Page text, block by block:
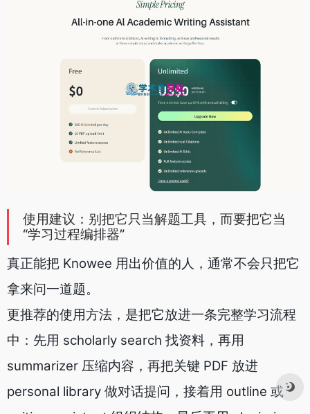
使用建议：别把它只当解题工具，而要把它当
“学习过程编排器”
真正能把 Knowee 用出价值的人，通常不会只把它
拿来问一道题。
更推荐的使用方法，是把它放进一条完整学习流程
中：先用 scholarly search 找资料，再用
summarizer 压缩内容，再把关键 PDF 放进
personal library 做对话提问，接着用 outline 或